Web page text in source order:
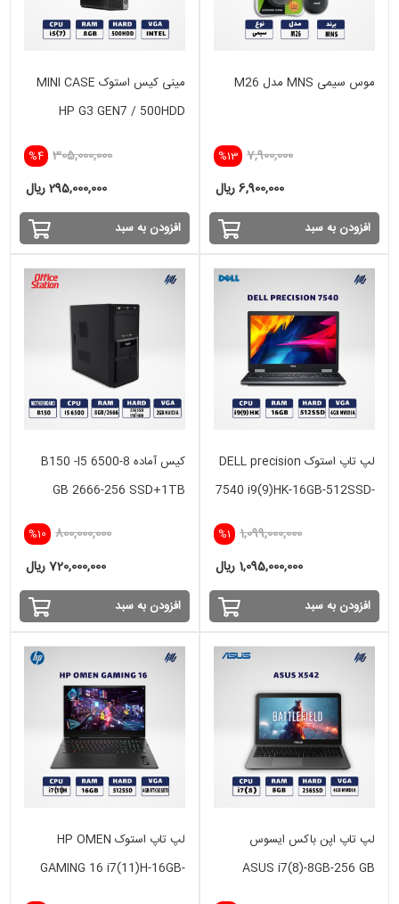
موس سیمی MNS مدل M26
%13 7,900,000
6,900,000 ریال
افزودن به سبد
مینی کیس استوک MINI CASE
HP G3 GEN7 / 500HDD
%4 305,000,000
295,000,000 ریال
افزودن به سبد
لپ تاپ استوک DELL precision
7540 i9(9)HK-16GB-512SSD-
%1 1,099,000,000
1,095,000,000 ریال
افزودن به سبد
کیس آماده B150 -I5 6500-8
GB 2666-256 SSD+1TB
%10 800,000,000
720,000,000 ریال
افزودن به سبد
لپ تاپ اپن باکس ایسوس
ASUS i7(8)-8GB-256 GB
لپ تاپ استوک HP OMEN
GAMING 16 i7(11)H-16GB-